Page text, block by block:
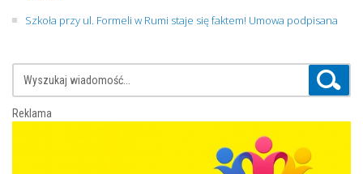
Szkoła przy ul. Formeli w Rumi staje się faktem! Umowa podpisana
Reklama